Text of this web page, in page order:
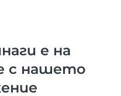
е на
с нашето